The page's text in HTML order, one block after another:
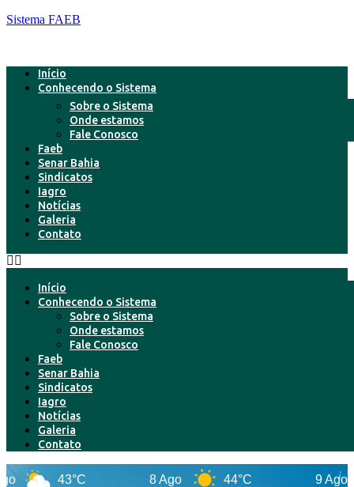
Sistema FAEB
Início
Conhecendo o Sistema
Sobre o Sistema
Onde estamos
Fale Conosco
Faeb
Senar Bahia
Sindicatos
Iagro
Notícias
Galeria
Contato
Início
Conhecendo o Sistema
Sobre o Sistema
Onde estamos
Fale Conosco
Faeb
Senar Bahia
Sindicatos
Iagro
Notícias
Galeria
Contato
43°C 44°C